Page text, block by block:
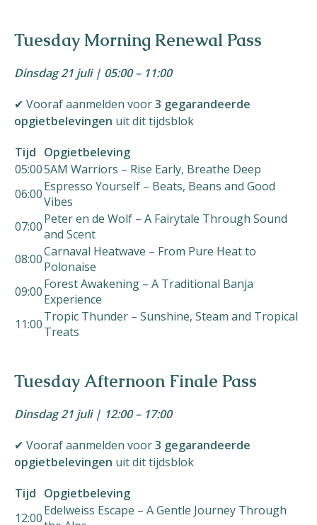
Tuesday Morning Renewal Pass
Dinsdag 21 juli | 05:00 – 11:00
✔ Vooraf aanmelden voor3 gegarandeerde
opgietbelevingen uit dit tijdsblok
Tijd Opgietbeleving
05:005AM Warriors – Rise Early, Breathe Deep
06:00Espresso Yourself – Beats, Beans and Good
Vibes
07:00Peter en de Wolf – A Fairytale Through Sound
and Scent
08:00Carnaval Heatwave – From Pure Heat to
Polonaise
09:00Forest Awakening – A Traditional Banja
Experience
11:00Tropic Thunder – Sunshine, Steam and Tropical
Treats
Tuesday Afternoon Finale Pass
Dinsdag 21 juli | 12:00 – 17:00
✔ Vooraf aanmelden voor3 gegarandeerde
opgietbelevingen uit dit tijdsblok
Tijd Opgietbeleving
12:00Edelweiss Escape – A Gentle Journey Through